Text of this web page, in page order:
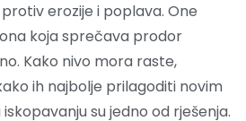
erozije i poplava. One
koja sprečava prodor
Kako nivo mora raste,
ih najbolje prilagoditi novim
su jedno od rješenja.